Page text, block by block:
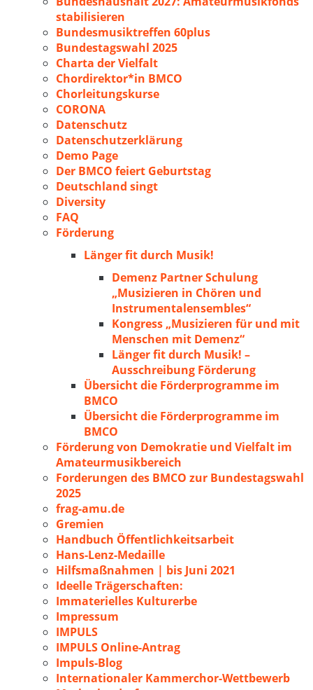
stabilisieren
Bundesmusiktreffen 60plus
Bundestagswahl 2025
Charta der Vielfalt
Chordirektor*in BMCO
Chorleitungskurse
CORONA
Datenschutz
Datenschutzerklärung
Demo Page
Der BMCO feiert Geburtstag
Deutschland singt
Diversity
FAQ
Förderung
Länger fit durch Musik!
Demenz Partner Schulung
„Musizieren in Chören und
Instrumentalensembles“
Kongress „Musizieren für und mit
Menschen mit Demenz“
Länger fit durch Musik! –
Ausschreibung Förderung
Übersicht die Förderprogramme im
BMCO
Übersicht die Förderprogramme im
BMCO
Förderung von Demokratie und Vielfalt im
Amateurmusikbereich
Forderungen des BMCO zur Bundestagswahl
2025
frag-amu.de
Gremien
Handbuch Öffentlichkeitsarbeit
Hans-Lenz-Medaille
Hilfsmaßnahmen | bis Juni 2021
Ideelle Trägerschaften:
Immaterielles Kulturerbe
Impressum
IMPULS
IMPULS Online-Antrag
Impuls-Blog
Internationaler Kammerchor-Wettbewerb